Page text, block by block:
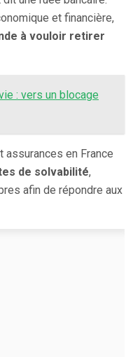
et financière,
à vouloir retirer
: vers un blocage
assurances en France
de solvabilité,
afin de répondre aux